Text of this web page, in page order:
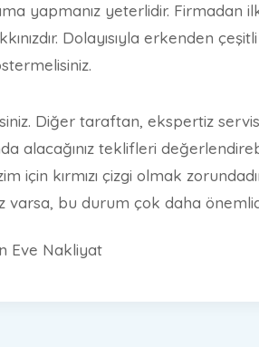
yapmanız yeterlidir. Firmadan
Dolayısıyla erkenden çeşitli
Diğer taraftan, ekspertiz
alacağınız teklifleri
için kırmızı çizgi olmak
varsa, bu durum çok daha